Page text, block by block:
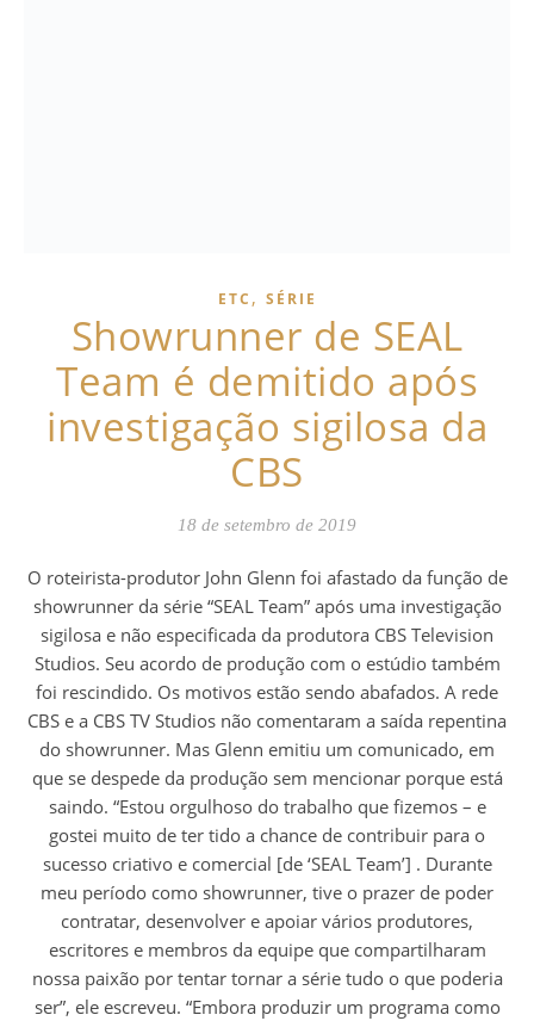
ETC , SÉRIE
Showrunner de SEAL
Team é demitido após
investigação sigilosa da
CBS
18 de setembro de 2019
O roteirista-produtor John Glenn foi afastado da função de
showrunner da série “SEAL Team” após uma investigação
sigilosa e não especificada da produtora CBS Television
Studios. Seu acordo de produção com o estúdio também
foi rescindido. Os motivos estão sendo abafados. A rede
CBS e a CBS TV Studios não comentaram a saída repentina
do showrunner. Mas Glenn emitiu um comunicado, em
que se despede da produção sem mencionar porque está
saindo. “Estou orgulhoso do trabalho que fizemos – e
gostei muito de ter tido a chance de contribuir para o
sucesso criativo e comercial [de ‘SEAL Team’] . Durante
meu período como showrunner, tive o prazer de poder
contratar, desenvolver e apoiar vários produtores,
escritores e membros da equipe que compartilharam
nossa paixão por tentar tornar a série tudo o que poderia
ser”, ele escreveu. “Embora produzir um programa como